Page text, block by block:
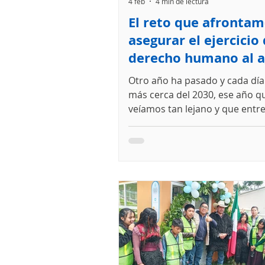
El reto que
asegurar el ejercicio
derecho humano al
Chiapas
Otro año ha pasado y cada
más cerca del 2030, ese año
veíamos tan lejano y que
cosas varios países fijaron
límite para cumplir los
Objetivos de Desarrollo
de los cuales está dedicado al
saneamiento, el ODS 6. En este
contemplan dos grandes
acceso universal y equitativo
potable, y gar